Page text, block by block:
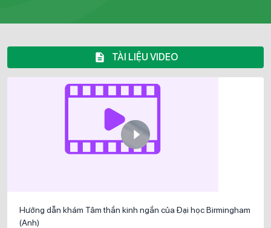
TÀI LIỆU VIDEO
Hướng dẫn khám Tâm thần kinh ngắn của Đại học Birmingham
(Anh)